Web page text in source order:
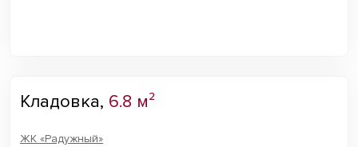
Кладовка, 6.8 м²
ЖК «Радужный»